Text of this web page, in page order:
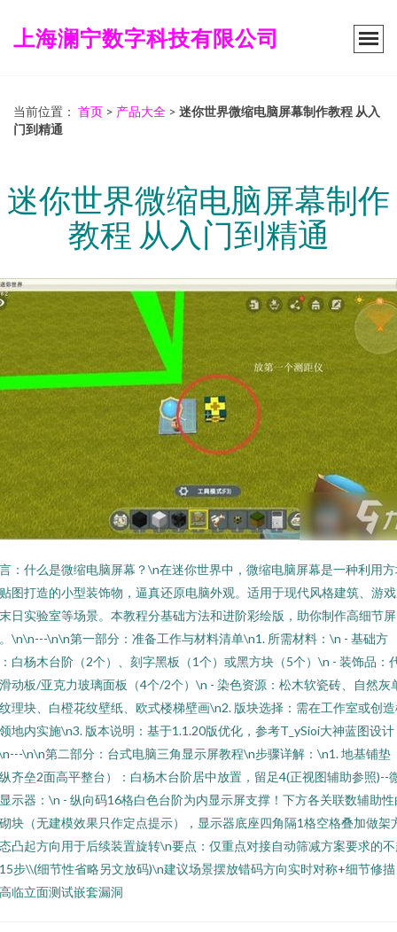
上海澜宁数字科技有限公司
当前位置： 首页 > 产品大全 > 迷你世界微缩电脑屏幕制作教程 从入
门到精通
迷你世界微缩电脑屏幕制作
教程 从入门到精通
：什么是微缩电脑屏幕？\n在迷你世界中，微缩电脑屏幕是一种利用
图打造的小型装饰物，逼真还原电脑外观。适用于现代风格建筑、游
日实验室等场景。本教程分基础方法和进阶彩绘版，助你制作高细节屏
\n\n---\n\n第一部分：准备工作与材料清单\n1. 所需材料：\n - 基础方
白杨木台阶（2个）、刻字黑板（1个）或黑方块（5个）\n - 装饰品：
动板/亚克力玻璃面板（4个/2个）\n - 染色资源：松木软瓷砖、自然灰
理块、白橙花纹壁纸、欧式楼梯壁画\n2. 版块选择：需在工作室或创
地内实施\n3. 版本说明：基于1.1.20版优化，参考T_ySioi大神蓝图设计
\n\n第二部分：台式电脑三角显示屏教程\n步骤详解：\n1. 地基铺垫
齐垒2面高平整台）：白杨木台阶居中放置，留足4(正视图辅助参照)--
示器：\n - 纵向码16格白色台阶为内显示屏支撑！下方各关联数辅助性
块（无建模效果只作定点提示），显示器底座四角隔1格空格叠加做架
凸起方向用于后续装置旋转\n要点：仅重点对接自动筛减方案要求的
步\\(细节性省略另文放码)\n建议场景摆放错码方向实时对称+细节修描
临立面测试嵌套漏洞